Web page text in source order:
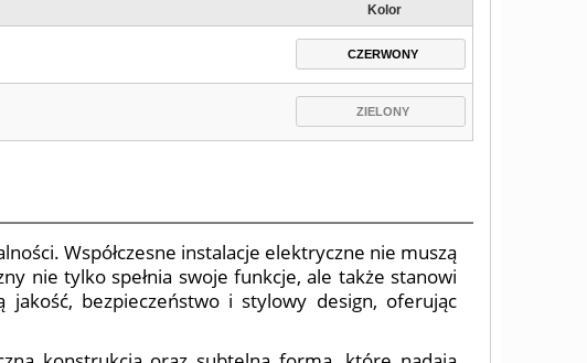
Kolor
CZERWONY
ZIELONY
Współczesne instalacje elektryczne nie muszą
nie tylko spełnia swoje funkcje, ale także stanowi
bezpieczeństwo i stylowy design, oferując